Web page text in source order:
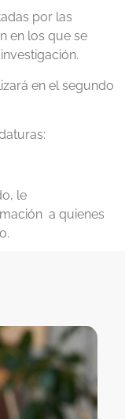
por las
en los que se
en el segundo
le
a quienes